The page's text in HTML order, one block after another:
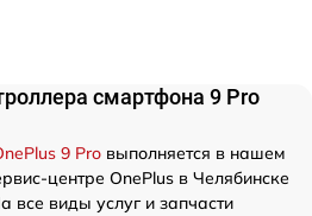
смартфона 9 Pro
9 Pro выполняется в нашем
центре OnePlus в Челябинске
все виды услуг и запчасти